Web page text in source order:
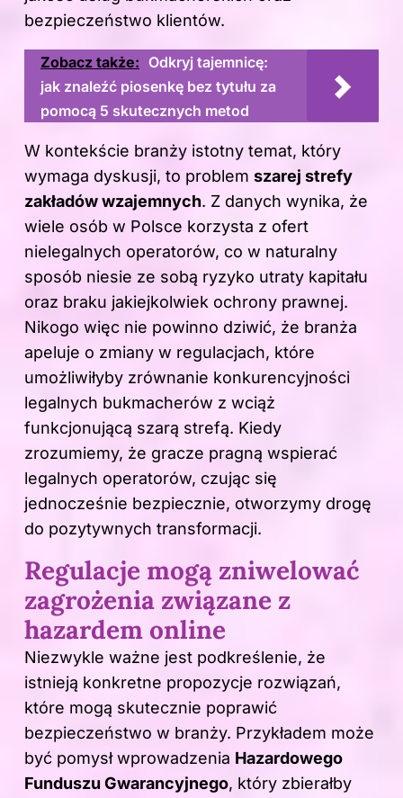
bezpieczeństwo klientów.
Zobacz także: Odkryj tajemnicę:
jak znaleźć piosenkę bez tytułu za
pomocą 5 skutecznych metod
W kontekście branży istotny temat, który
wymaga dyskusji, to problem szarej strefy
zakładów wzajemnych. Z danych wynika, że
wiele osób w Polsce korzysta z ofert
nielegalnych operatorów, co w naturalny
sposób niesie ze sobą ryzyko utraty kapitału
oraz braku jakiejkolwiek ochrony prawnej.
Nikogo więc nie powinno dziwić, że branża
apeluje o zmiany w regulacjach, które
umożliwiłyby zrównanie konkurencyjności
legalnych bukmacherów z wciąż
funkcjonującą szarą strefą. Kiedy
zrozumiemy, że gracze pragną wspierać
legalnych operatorów, czując się
jednocześnie bezpiecznie, otworzymy drogę
do pozytywnych transformacji.
Regulacje mogą zniwelować
zagrożenia związane z
hazardem online
Niezwykle ważne jest podkreślenie, że
istnieją konkretne propozycje rozwiązań,
które mogą skutecznie poprawić
bezpieczeństwo w branży. Przykładem może
być pomysł wprowadzenia Hazardowego
Funduszu Gwarancyjnego, który zbierałby